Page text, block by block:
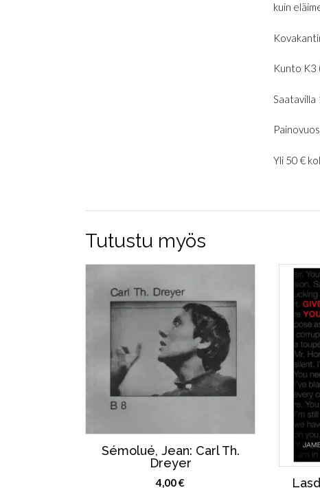
kuin
Kunto K3
Saatavilla
Yli 50 €
Tutustu myös
Sémolué, Jean: Carl Th.
Dreyer
4,00€